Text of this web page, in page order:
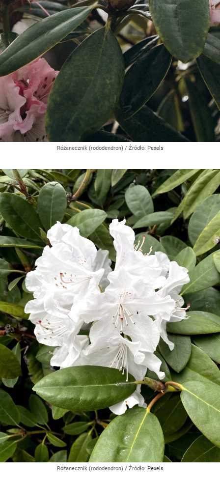
Różanecznik (rododendron) / Źródło: Pexels
Różanecznik (rododendron) / Źródło: Pexels